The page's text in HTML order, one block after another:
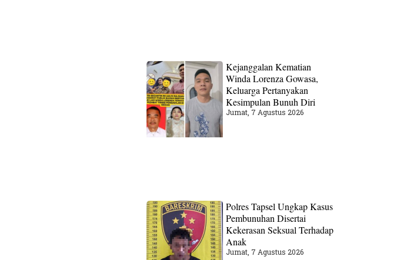
Kejanggalan Kematian
Winda Lorenza Gowasa,
Keluarga Pertanyakan
Kesimpulan Bunuh Diri
Jumat, 7 Agustus 2026
Polres Tapsel Ungkap Kasus
Pembunuhan Disertai
Kekerasan Seksual Terhadap
Anak
Jumat, 7 Agustus 2026